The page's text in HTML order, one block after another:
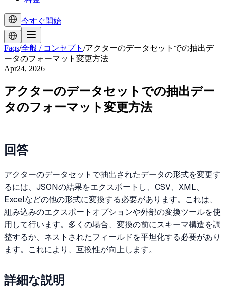
今すぐ開始
Faqs/全般 / コンセプト /アクターのデータセットでの抽出デ
ータのフォーマット変更方法
Apr24, 2026
アクターのデータセットでの抽出デー
タのフォーマット変更方法
回答
アクターのデータセットで抽出されたデータの形式を変更す
るには、JSONの結果をエクスポートし、CSV、XML、
Excelなどの他の形式に変換する必要があります。これは、
組み込みのエクスポートオプションや外部の変換ツールを使
用して行います。多くの場合、変換の前にスキーマ構造を調
整するか、ネストされたフィールドを平坦化する必要があり
ます。これにより、互換性が向上します。
詳細な説明